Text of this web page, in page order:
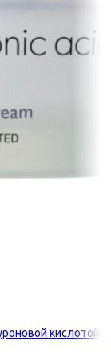
кислотой